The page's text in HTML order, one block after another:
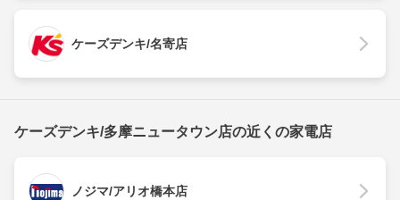
ケーズデンキ/名寄店
ケーズデンキ/多摩ニュータウン店の近くの家電店
ノジマ/アリオ橋本店